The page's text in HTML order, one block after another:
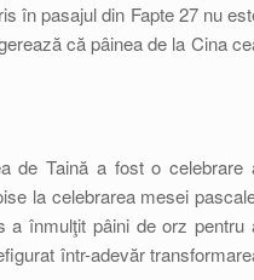
în pasajul din Fapte 27 nu
că pâinea de la Cina
de Taină a fost o celebrare
la celebrarea mesei
a înmulţit pâini de orz pentru
într-adevăr